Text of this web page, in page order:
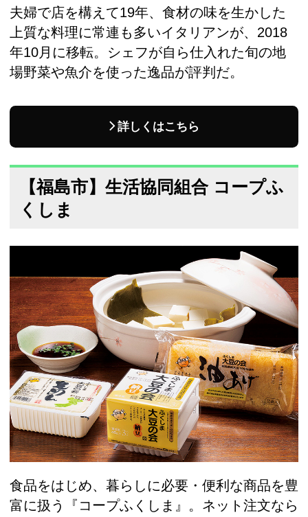
夫婦で店を構えて19年、食材の味を生かした
上質な料理に常連も多いイタリアンが、2018
年10月に移転。シェフが自ら仕入れた旬の地
場野菜や魚介を使った逸品が評判だ。
詳しくはこちら
【福島市】生活協同組合 コープふ
くしま
食品をはじめ、暮らしに必要・便利な商品を豊
富に扱う『コープふくしま』。ネット注文なら